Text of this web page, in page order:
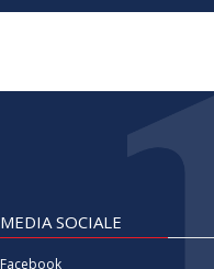
MEDIA SOCIALE
Facebook